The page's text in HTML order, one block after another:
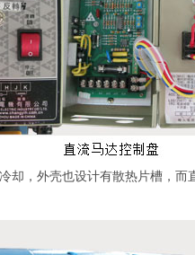
却，外壳也设计有散热片槽，而